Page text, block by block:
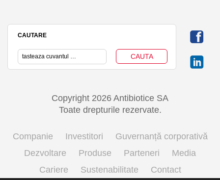
CAUTARE
Copyright 2026 Antibiotice SA
Toate drepturile rezervate.
Companie Investitori
Guvernanță corporativă
Dezvoltare
Produse Parteneri
Media
Cariere
Sustenabilitate Contact